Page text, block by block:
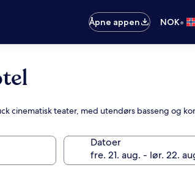
Åpne appen
NOK•
cinematisk teater, med utendørs basseng og
Datoer